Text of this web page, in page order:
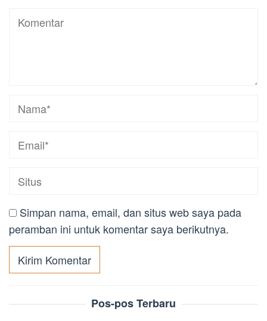
Simpan nama, email, dan situs web saya pada
peramban ini untuk komentar saya berikutnya.
Pos-pos Terbaru